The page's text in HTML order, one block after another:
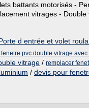
battants motorisés -
vitrages - Double
d entrée et volet
pvc double vitrage
vitrage / remplacer
/ devis pour